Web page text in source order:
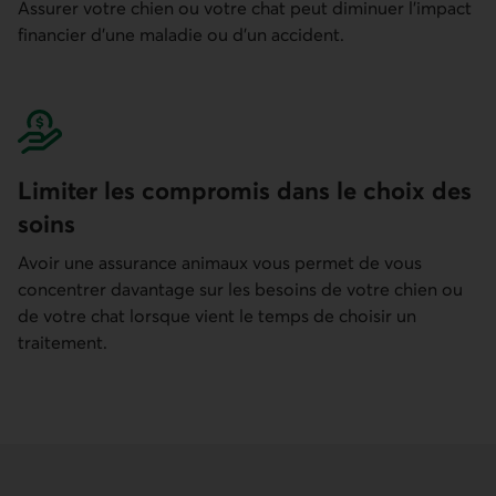
Assurer votre chien ou votre chat peut diminuer l'impact
financier d'une maladie ou d'un accident.
Limiter les compromis dans le choix des
soins
Avoir une assurance animaux vous permet de vous
concentrer davantage sur les besoins de votre chien ou
de votre chat lorsque vient le temps de choisir un
traitement.